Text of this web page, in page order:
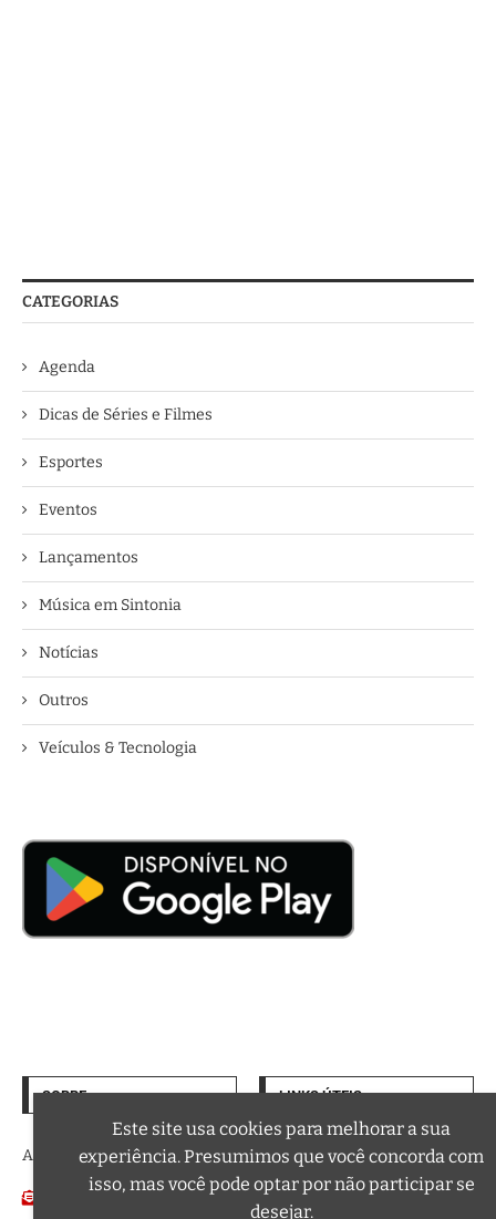
CATEGORIAS
Agenda
Dicas de Séries e Filmes
Esportes
Eventos
Lançamentos
Música em Sintonia
Notícias
Outros
Veículos & Tecnologia
SOBRE
A trilha sonora da sua vida
Email:
LINKS ÚTEIS
Termos de Uso
Política de Privacidade
Podcasts
Este site usa cookies para melhorar a sua
experiência. Presumimos que você concorda com
isso, mas você pode optar por não participar se
desejar.